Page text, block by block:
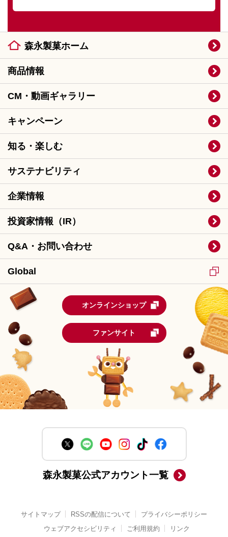
森永製菓ホーム
商品情報
CM・動画ギャラリー
キャンペーン
知る・楽しむ
サステナビリティ
企業情報
投資家情報（IR）
Q&A・お問い合わせ
Global
オンラインショップ
ファンサイト
森永製菓公式アカウント一覧
サイトマップ RSSの配信について
プライバシーポリシー
ウェブアクセシビリティ
ご利用規約 リンク